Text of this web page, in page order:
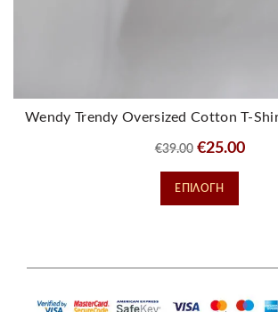
Wendy Trendy Oversized Cotton T-
€39.00 Original
price
was:
€25.00Η
ΕΠΙΛΟΓΉ
Οι